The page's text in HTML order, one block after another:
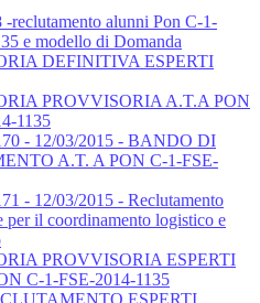
-reclutamento alunni Pon C-1-
e modello di Domanda
DEFINITIVA ESPERTI
PROVVISORIA A.T.A PON
1135
- 12/03/2015 - BANDO DI
A.T. A PON C-1-FSE-
- 12/03/2015 - Reclutamento
per il coordinamento logistico e
PROVVISORIA ESPERTI
C-1-FSE-2014-1135